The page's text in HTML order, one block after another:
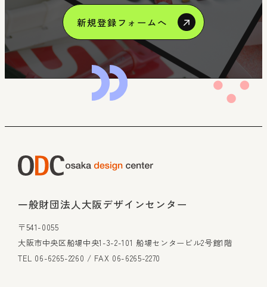
新規登録フォームへ
一般財団法人大阪デザインセンター
〒541-0055
大阪市中央区船場中央1-3-2-101 船場センタービル2号館1階
TEL 06-6265-2260 / FAX 06-6265-2270